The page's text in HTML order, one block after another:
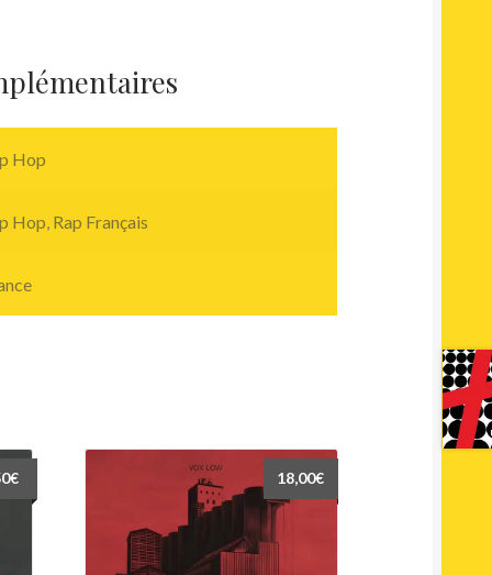
Hop
Hop, Rap Français
€ 18,00€